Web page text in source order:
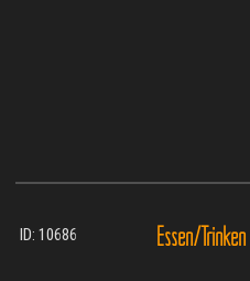
ID: 10686 Essen/Trinken